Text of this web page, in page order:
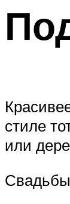
стиле
или